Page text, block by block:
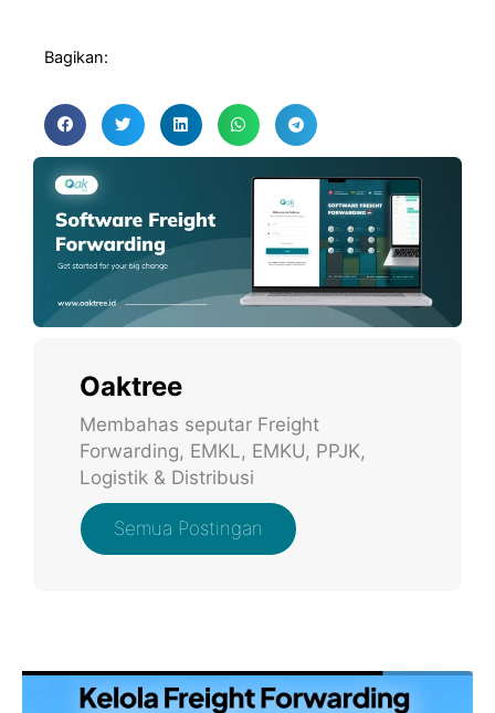
Bagikan:
Oaktree
Membahas seputar Freight
Forwarding, EMKL, EMKU, PPJK,
Logistik & Distribusi
Semua Postingan